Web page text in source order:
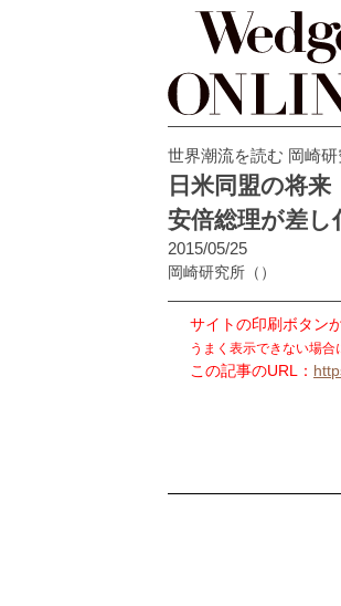
世界潮流を読む 岡崎
日米同盟の将来
安倍総理が差
2015/05/25
岡崎研究所 （）
サイトの印刷ボタン
うまく表示できない場合
この記事のURL：